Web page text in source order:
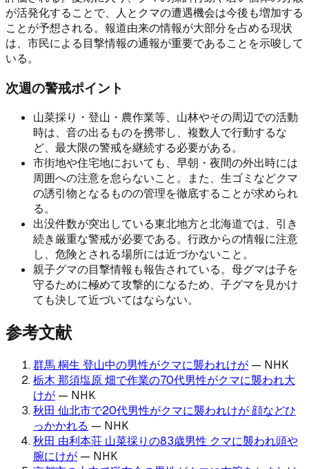
が活発化することで、人とクマの遭遇機会は今後も増加する
ことが予想される。報道由来の情報が大部分を占める現状
は、市民による目撃情報の通報が重要であることを示唆して
いる。
次週の警戒ポイント
山菜採り・登山・農作業等、山林やその周辺での活動
時は、音の出るものを携帯し、複数人で行動するな
ど、最大限の警戒を継続する必要がある。
市街地や住宅地においても、早朝・夜間の外出時には
周囲への注意を怠らないこと。また、生ゴミなどクマ
の誘引物となるものの管理を徹底することが求められ
る。
出没件数が突出している東北地方と北海道では、引き
続き厳重な警戒が必要である。行政からの情報に注意
し、危険とされる場所には近づかないこと。
親子グマの目撃情報も報告されている。母グマは子を
守るために極めて攻撃的になるため、子グマを見かけ
ても決して近づいてはならない。
参考文献
群馬 桐生 登山中の男性がクマに襲われけが — NHK
栃木 那須塩原 畑で作業の70代男性がクマに襲われ大
けが — NHK
秋田 仙北市で20代男性がクマに襲われけが 顔などひ
っかかれる — NHK
秋田 由利本荘 山菜採りの83歳男性 クマに襲われ頭や
腕にけが — NHK